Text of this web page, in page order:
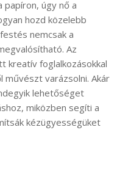
papíron, úgy nő a
hozd közelebb
nemcsak a
Az
kreatív foglalkozásokkal
varázsolni. Akár
lehetőséget
miközben segíti a
kézügyességüket